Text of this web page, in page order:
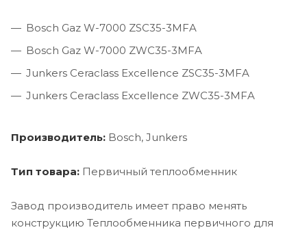
Bosch Gaz W-7000 ZSC35-3MFA
Bosch Gaz W-7000 ZWC35-3MFA
Junkers Ceraclass Excellence ZSC35-3MFA
Junkers Ceraclass Excellence ZWC35-3MFA
Производитель: Bosch, Junkers
Тип товара: Первичный теплообменник
Завод производитель имеет право менять
конструкцию Теплообменника первичного для